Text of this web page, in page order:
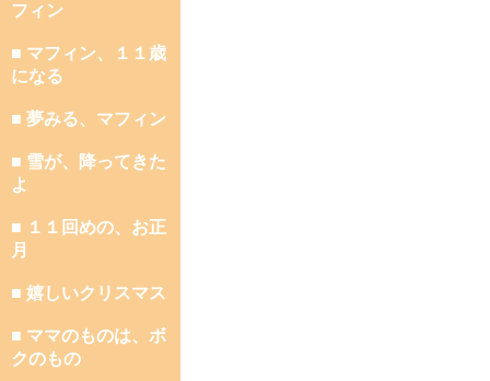
フィン
■ マフィン、１１歳
になる
■ 夢みる、マフィン
■ 雪が、降ってきた
よ
■ １１回めの、お正
月
■ 嬉しいクリスマス
■ ママのものは、ボ
クのもの